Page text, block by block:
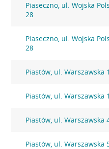
Piaseczno, ul. Wojska
28
Piaseczno, ul. Wojska
28
Piastów, ul. Warszawska 1
Piastów, ul. Warszawska 1
Piastów, ul. Warszawska
Piastów, ul. Warszawska